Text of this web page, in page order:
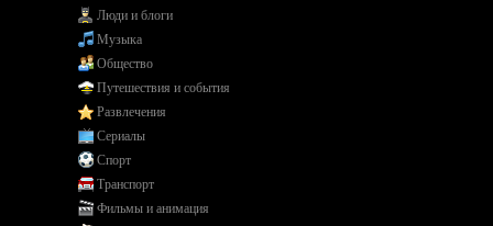
Люди и блоги
Музыка
Общество
Путешествия и события
Развлечения
Сериалы
Спорт
Транспорт
Фильмы и анимация